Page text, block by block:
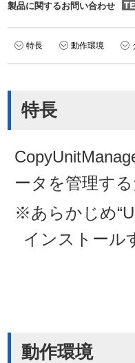
製品に関するお問い合わせ
特長 動作環境
特長
ータを管理す
※あらかじめ
インストール
動作環境